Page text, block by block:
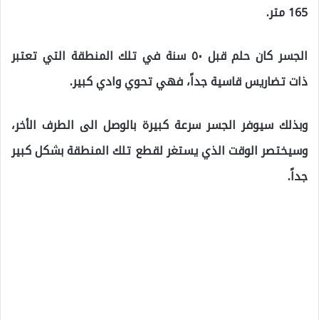
165 متر.
الجسر كان حلم قبل ٥٠ سنة في تلك المنطقة التي تعتبر
ذات تضاريس قاسية جداً، فهي تحوي وادي كبير.
وبذلك سيوفر الجسر سرعة كبيرة بالوصل الى الطرف الأخر،
وسيختصر الوقت الذي يستغر لقطع تلك المنطقة بشكل كبير
جداً.